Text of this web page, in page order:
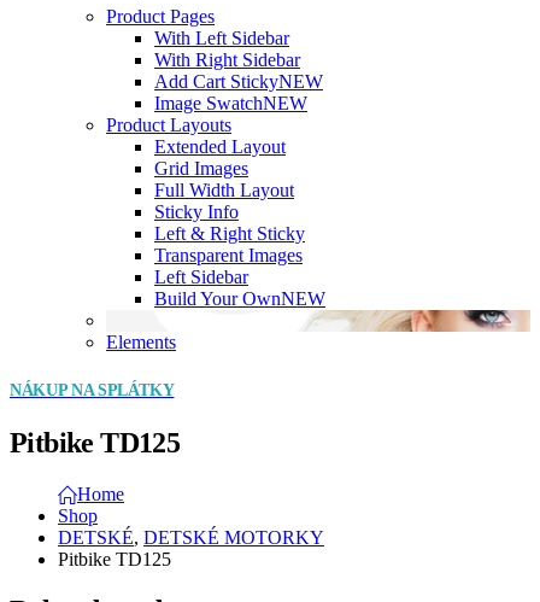
Product Pages
With Left Sidebar
With Right Sidebar
Add Cart StickyNEW
Image SwatchNEW
Product Layouts
Extended Layout
Grid Images
Full Width Layout
Sticky Info
Left & Right Sticky
Transparent Images
Left Sidebar
Build Your OwnNEW
Elements
NÁKUP NA SPLÁTKY
Pitbike TD125
Home
Shop
DETSKÉ, DETSKÉ MOTORKY
Pitbike TD125